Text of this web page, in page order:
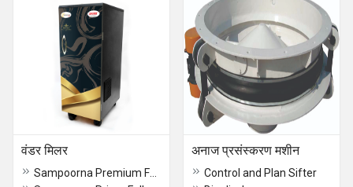
वंडर मिलर अनाज प्रसंस्करण मशीन
Control and Plan Sifter